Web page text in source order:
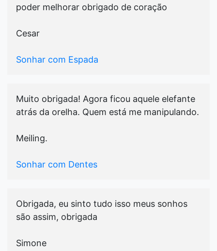
poder melhorar obrigado de coração
Cesar
Sonhar com Espada
Muito obrigada! Agora ficou aquele elefante
atrás da orelha. Quem está me manipulando.
Meiling.
Sonhar com Dentes
Obrigada, eu sinto tudo isso meus sonhos
são assim, obrigada
Simone